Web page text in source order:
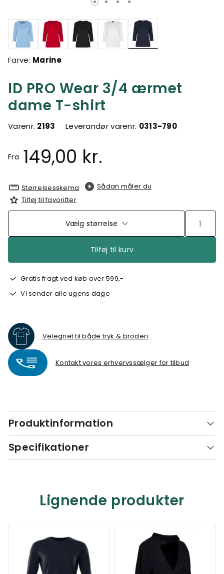
ID PRO Wear 3/4 ærmet
dame T-shirt
Varenr. 2193 Leverandør varenr. 0313-790
Fra 149,00 kr.
valgte
Farve: Marine
Størrelsesskema
Sådan måler du
Tilføj til favoritter
Vælg størrelse
Tilføj til kurv
Gratis fragt ved køb over 599,-
Vi sender alle ugens dage
Velegnet til både tryk & broderi
Kontakt vores erhvervssælger for tilbud
Produktinformation
Specifikationer
Lignende produkter